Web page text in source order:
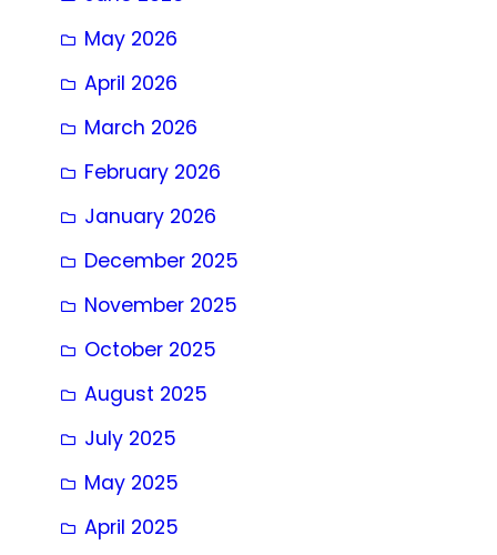
May 2026
April 2026
March 2026
February 2026
January 2026
December 2025
November 2025
October 2025
August 2025
July 2025
May 2025
April 2025